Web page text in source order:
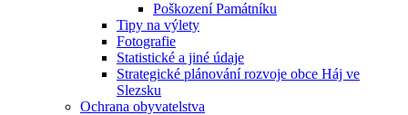
Poškození Památníku
Tipy na výlety
Fotografie
Statistické a jiné údaje
Strategické plánování rozvoje obce Háj ve
Slezsku
Ochrana obyvatelstva